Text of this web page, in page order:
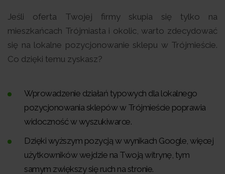
Jeśli oferta Twojej firmy skupia się tylko na
mieszkańcach Trójmiasta i okolic, warto zdecydować
się na lokalne pozycjonowanie sklepu w Trójmieście.
Co dzięki temu zyskasz?
Wprowadzenie działań typowych dla lokalnego
pozycjonowania sklepów w Trójmieście poprawia
widoczność w wyszukiwarce.
Dzięki wyższym pozycją w wynikach Google, więcej
użytkowników wejdzie na Twoją witrynę, tym
samym zwiększy się ruch na stronie.